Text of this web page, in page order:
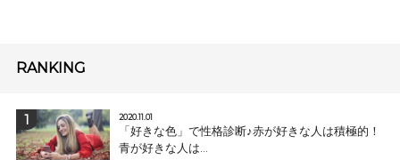
RANKING
2020.11.01
「好きな色」で性格診断♪赤が好きな人は積極的！
青が好きな人は...